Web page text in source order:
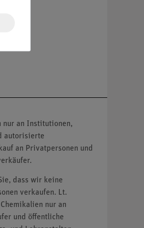
nur an Institutionen,
autorisierte
an Privatpersonen und
dass wir keine
verkaufen. Lt.
nur an
und öffentliche